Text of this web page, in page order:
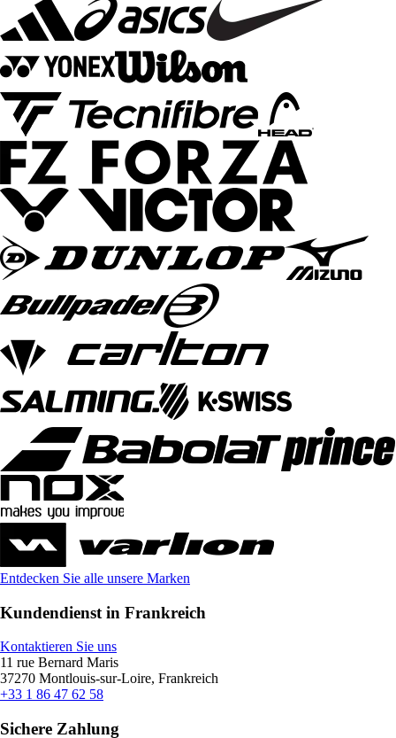
Entdecken Sie alle unsere Marken
Kundendienst in Frankreich
Kontaktieren Sie uns
11 rue Bernard Maris
37270 Montlouis-sur-Loire, Frankreich
+33 1 86 47 62 58
Sichere Zahlung